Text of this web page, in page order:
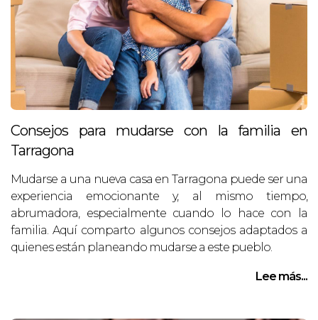
Consejos para mudarse con la familia en
Tarragona
Mudarse a una nueva casa en Tarragona puede ser una
experiencia emocionante y, al mismo tiempo,
abrumadora, especialmente cuando lo hace con la
familia. Aquí comparto algunos consejos adaptados a
quienes están planeando mudarse a este pueblo.
Lee más...